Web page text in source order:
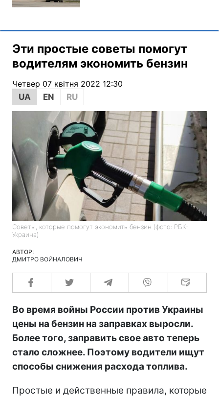
Эти простые советы помогут
водителям экономить бензин
Четвер 07 квітня 2022 12:30
UA
EN RU
Советы, которые помогут экономить бензин (фото: РБК-
Украина)
АВТОР:
ДМИТРО ВОЙНАЛОВИЧ
Во время войны России против Украины
цены на бензин на заправках выросли.
Более того, заправить свое авто теперь
стало сложнее. Поэтому водители ищут
способы снижения расхода топлива.
Простые и действенные правила, которые